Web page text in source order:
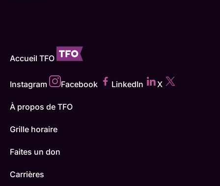
Accueil TFO
Instagram Facebook LinkedIn X
À propos de TFO
Grille horaire
Faites un don
Carrières